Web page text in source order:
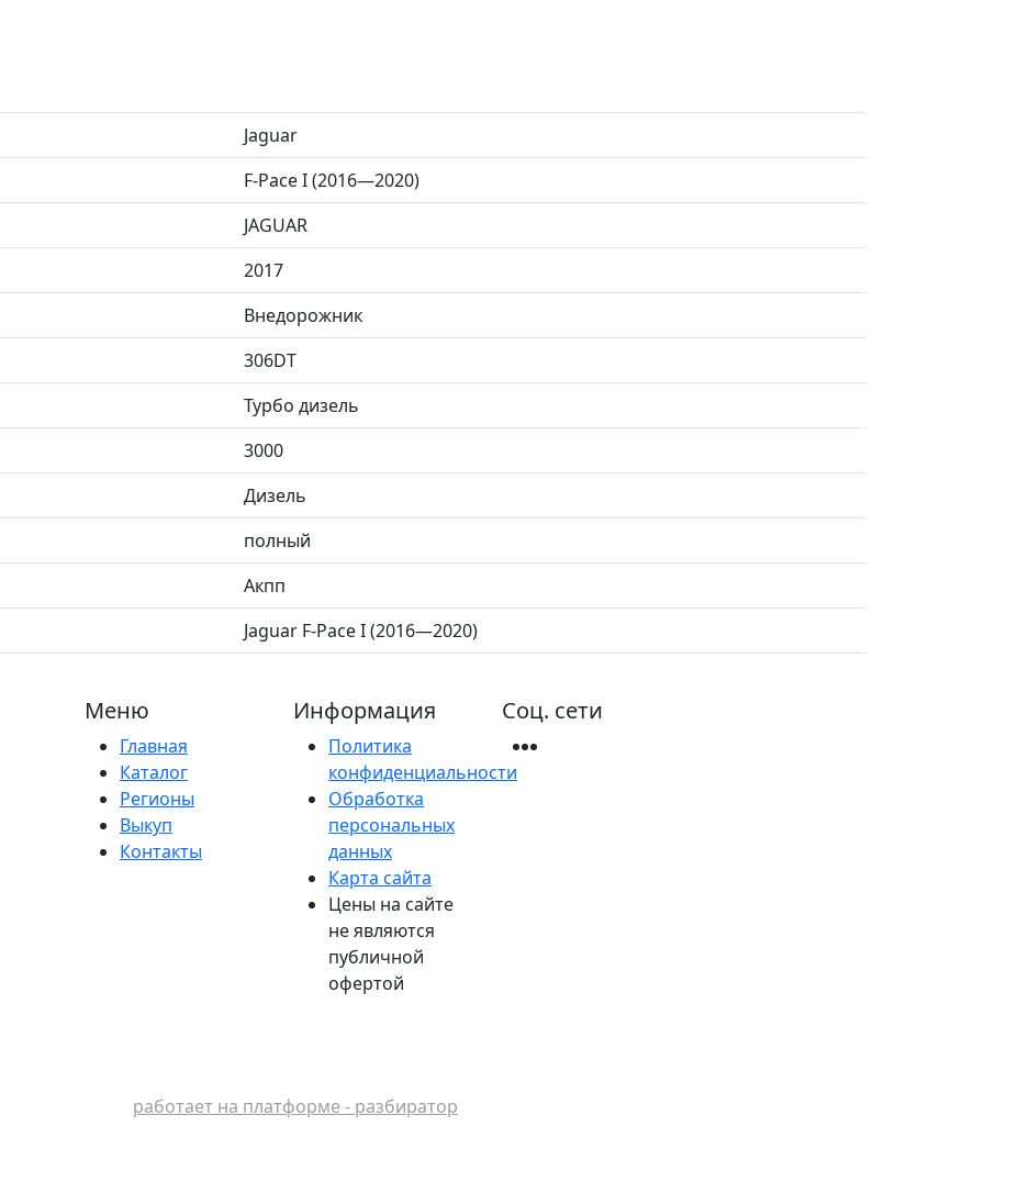
Jaguar
F-Pace I (2016—2020)
JAGUAR
2017
Внедорожник
306DT
Турбо дизель
3000
Дизель
полный
Акпп
Jaguar F-Pace I (2016—2020)
Меню
Главная
Каталог
Регионы
Выкуп
Контакты
Информация
Политика
конфиденциальности
Обработка
персональных
данных
Карта сайта
Цены на сайте
не являются
публичной
офертой
Соц. сети
работает на платформе - разбиратор